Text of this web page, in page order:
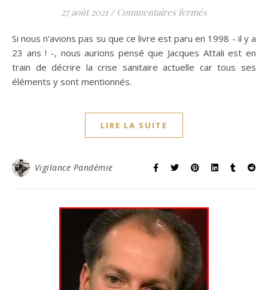
27 août 2021 / Commentaires ferméssur Des
Si nous n'avions pas su que ce livre est paru en 1998 - il y a
23 ans ! -, nous aurions pensé que Jacques Attali est en
train de décrire la crise sanitaire actuelle car tous ses
éléments y sont mentionnés.
LIRE LA SUITE
Vigilance Pandémie